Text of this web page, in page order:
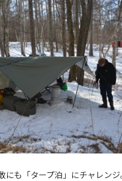
にも「タープ泊」にチャレンジ